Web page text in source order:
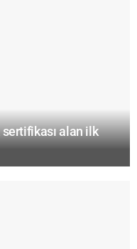
sertifikası alan ilk